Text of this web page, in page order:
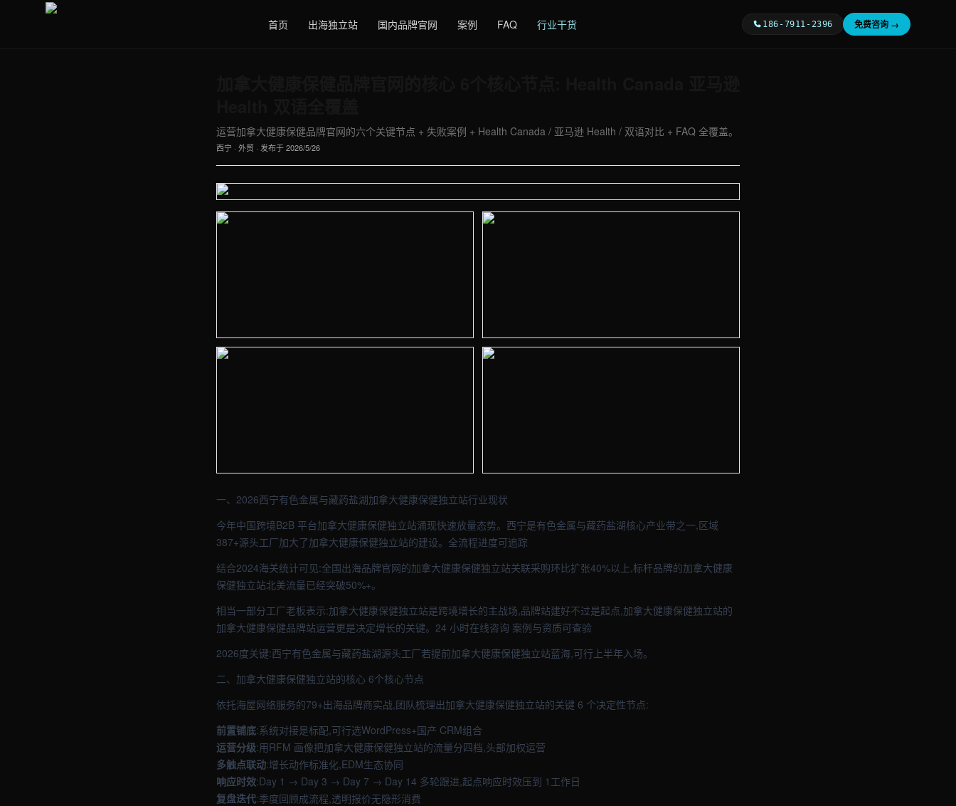
首页 出海独立站 国内品牌官网 案例 FAQ 行业干货 186-7911-2396 免费咨询 →
运营加拿大健康保健品牌官网的六个关键节点 + 失败案例 + Health Canada / 亚马逊 Health / 双语对比 + FAQ 全覆盖。
西宁 · 外贸 · 发布于2026/5/26
【西宁】外贸车间实拍图 - 外贸建站与品牌官网定制 · 现场图1【西宁】外贸车间实拍图 - 外贸建站与品牌官网定制 · 现场图2
一、2026西宁有色金属与藏药盐湖加拿大健康保健独立站行业现状
今年中国跨境B2B 平台加拿大健康保健独立站涌现快速放量态势。西宁是有色金属与藏药盐湖核心产业带之一,区域
387+源头工厂加大了加拿大健康保健独立站的建设。全流程进度可追踪
结合2024海关统计可见:全国出海品牌官网的加拿大健康保健独立站关联采购环比扩张40%以上,标杆品牌的加拿大健康
保健独立站北美流量已经突破50%+。
相当一部分工厂老板表示:加拿大健康保健独立站是跨境增长的主战场,品牌站建好不过是起点,加拿大健康保健独立站的
加拿大健康保健品牌站运营更是决定增长的关键。24 小时在线咨询 案例与资质可查验
2026度关键:西宁有色金属与藏药盐湖源头工厂若提前加拿大健康保健独立站蓝海,可行上半年入场。
二、加拿大健康保健独立站的核心 6个核心节点
依托海屋网络服务的79+出海品牌商实战,团队梳理出加拿大健康保健独立站的关键 6 个决定性节点:
前置铺底:系统对接是标配,可行选WordPress+国产 CRM组合
运营分级:用RFM 画像把加拿大健康保健独立站的流量分四档,头部加权运营
多触点联动:增长动作标准化,EDM生态协同
响应时效:Day 1 → Day 3 → Day 7 → Day 14 多轮跟进,起点响应时效压到 1工作日
复盘迭代:季度回顾成流程,透明报价无隐形消费